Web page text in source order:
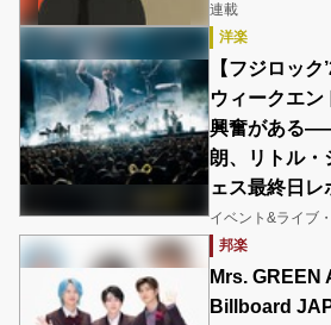
連載
洋楽
【フジロック
ウィークエ
興奮がある
朗、リトル・
ェス最終日レ
イベント&ライブ
邦楽
Mrs.
Billboard